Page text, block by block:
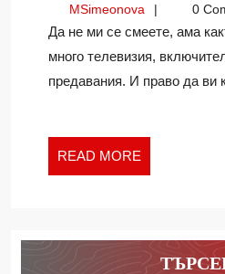
MSimeonovaMSimeonova
0
Да не ми се смеете, ама както знаете, гледам
много телевизия,
предавания. И право да ви
READ MORE
MORE